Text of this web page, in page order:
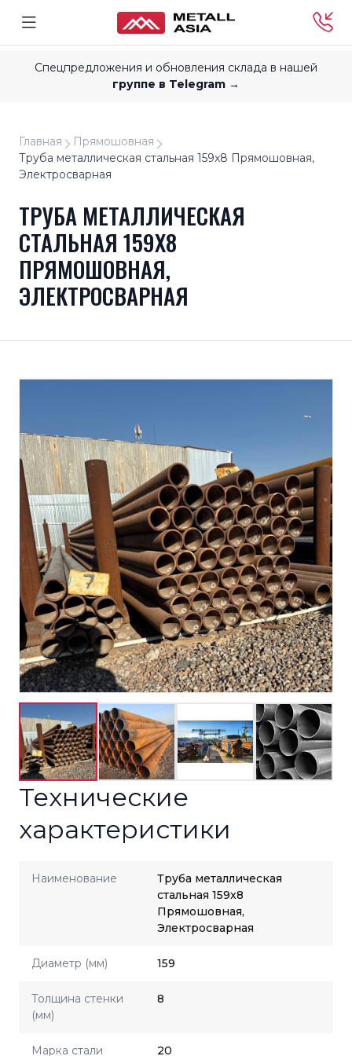
Спецпредложения и обновления склада в нашей
группе в Telegram →
Главная
Прямошовная
Труба металлическая стальная 159x8 Прямошовная,
Электросварная
ТРУБА МЕТАЛЛИЧЕСКАЯ
СТАЛЬНАЯ 159X8
ПРЯМОШОВНАЯ,
ЭЛЕКТРОСВАРНАЯ
Технические
характеристики
Наименование
Труба металлическая
стальная 159x8
Прямошовная,
Электросварная
Диаметр (мм) 159
Толщина стенки
(мм)
8
Марка стали 20